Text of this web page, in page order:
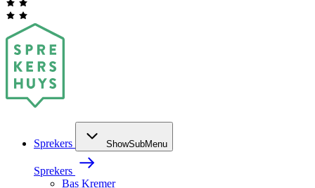
Sprekers ShowSubMenu
Sprekers
Bas Kremer